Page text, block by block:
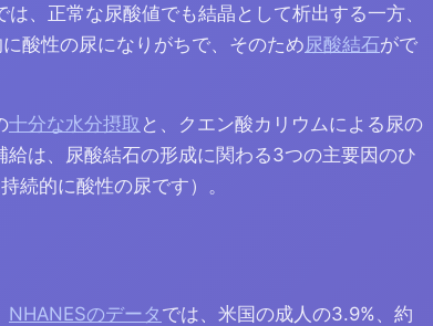
は、正常な尿酸値でも結晶として析出する一方、
酸性の尿になりがちで、そのため尿酸結石がで
十分な水分摂取 と、クエン酸カリウムによる尿の
は、尿酸結石の形成に関わる3つの主要因のひ
続的に酸性の尿です）。
NHANESのデータ では、米国の成人の3.9%、約